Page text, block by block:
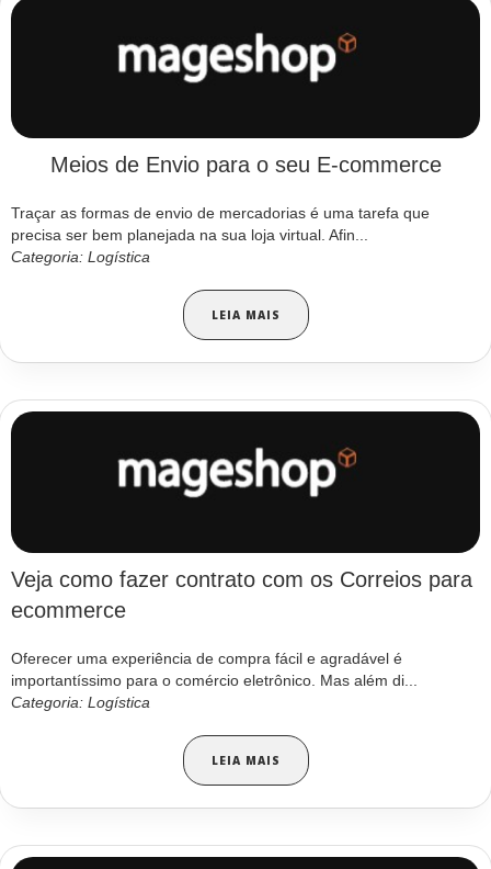
Meios de Envio para o seu E-commerce
Traçar as formas de envio de mercadorias é uma tarefa que
precisa ser bem planejada na sua loja virtual. Afin...
Categoria: Logística
LEIA MAIS
Veja como fazer contrato com os Correios para
ecommerce
Oferecer uma experiência de compra fácil e agradável é
importantíssimo para o comércio eletrônico. Mas além di...
Categoria: Logística
LEIA MAIS